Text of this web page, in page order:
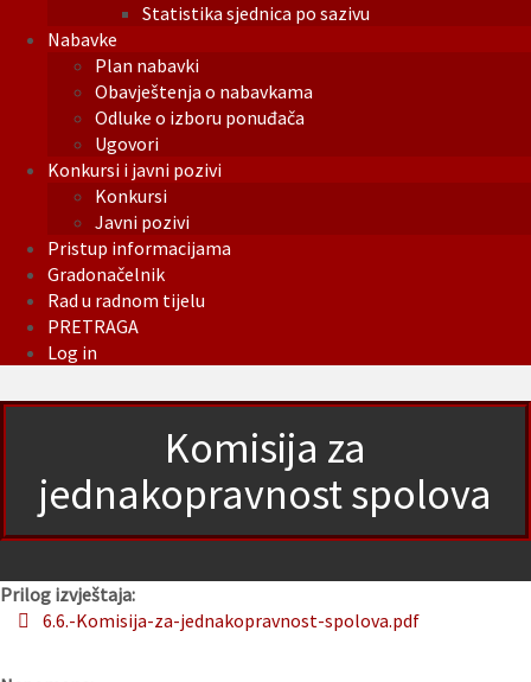
Statistika sjednica po sazivu
Nabavke
Plan nabavki
Obavještenja o nabavkama
Odluke o izboru ponuđača
Ugovori
Konkursi i javni pozivi
Konkursi
Javni pozivi
Pristup informacijama
Gradonačelnik
Rad u radnom tijelu
PRETRAGA
Log in
Komisija za
jednakopravnost spolova
Prilog izvještaja:
6.6.-Komisija-za-jednakopravnost-spolova.pdf